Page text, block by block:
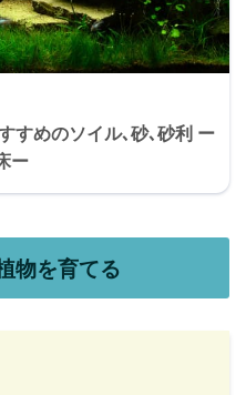
すめのソイル､砂､砂利 ー
ー
物を育てる